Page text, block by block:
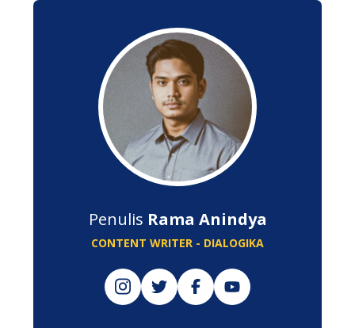
Penulis Rama Anindya
CONTENT WRITER - DIALOGIKA